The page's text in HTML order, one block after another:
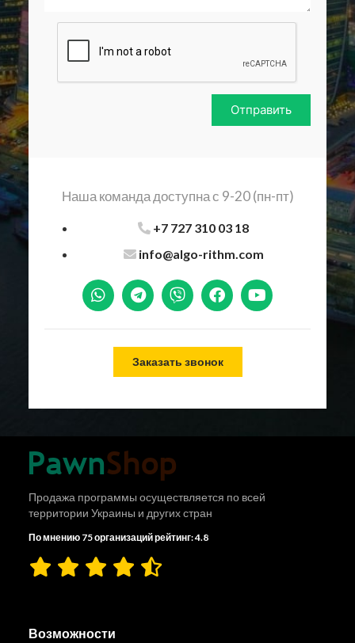
Отправить
Наша команда доступна с 9-20 (пн-пт)
+7 727 310 03 18
info@algo-rithm.com
Заказать звонок
Продажа программы осуществляется по всей
территории Украины и других стран
По мнению 75 организаций рейтинг: 4.8
Возможности